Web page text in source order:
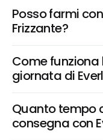
Posso farmi
Frizzante?
Come
giornata di
Quanto tempo
consegna con